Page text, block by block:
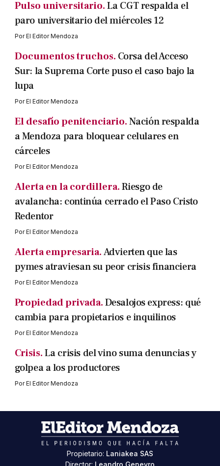
Pulso universitario.La CGT respalda el
paro universitario del miércoles 12
PorEl Editor Mendoza
Documentos truchos. Corsa del Acceso
Sur: la Suprema Corte puso el caso bajo la
lupa
PorEl Editor Mendoza
El desafío penitenciario.Nación respalda
a Mendoza para bloquear celulares en
cárceles
PorEl Editor Mendoza
Alerta en la cordillera.Riesgo de
avalancha: continúa cerrado el Paso Cristo
Redentor
PorEl Editor Mendoza
Alerta empresaria.Advierten que las
pymes atraviesan su peor crisis financiera
PorEl Editor Mendoza
Propiedad privada.Desalojos express: qué
cambia para propietarios e inquilinos
PorEl Editor Mendoza
Crisis.La crisis del vino suma denuncias y
golpea a los productores
PorEl Editor Mendoza
Propietario: Laniakea SAS
Director: Leandro Geneyro